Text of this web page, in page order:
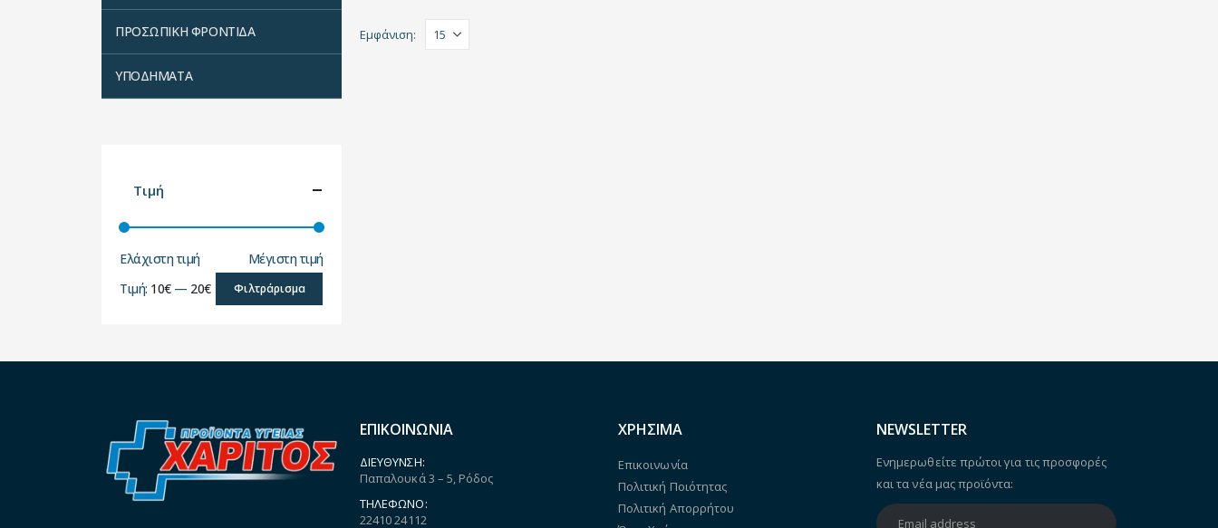
Εμφάνιση:
ΠΡΟΣΩΠΙΚΗ ΦΡΟΝΤΙΔΑ
ΥΠΟΔΗΜΑΤΑ
Τιμή
Ελάχιστη τιμή Μέγιστη τιμή
Φιλτράρισμα
Τιμή: 10€— 20€
ΕΠΙΚΟΙΝΩΝΙΑ
ΔΙΕΎΘΥΝΣΗ:
Παπαλουκά 3 – 5, Ρόδος
ΤΗΛΈΦΩΝΟ:
22410 24112
ΧΡΗΣΙΜΑ
Επικοινωνία
Πολιτική Ποιότητας
Πολιτική Απορρήτου
NEWSLETTER
Ενημερωθείτε πρώτοι για τις προσφορές
και τα νέα μας προϊόντα: